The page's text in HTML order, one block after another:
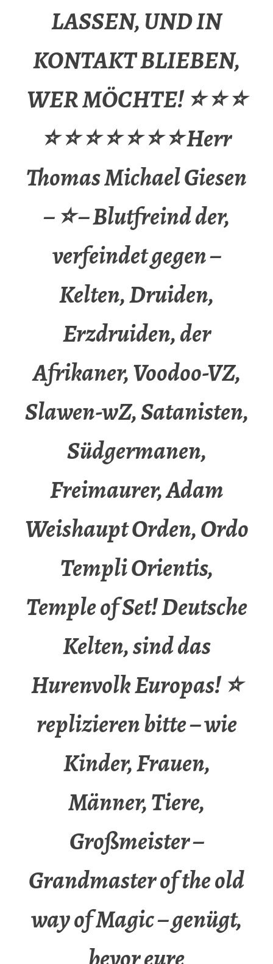
LASSEN, UND IN
KONTAKT BLIEBEN,
WER MÖCHTE! ⭐ ⭐ ⭐
⭐ ⭐ ⭐ ⭐ ⭐ ⭐ ⭐ Herr
Thomas Michael Giesen
– ⭐ – Blutfreind der,
verfeindet gegen –
Kelten, Druiden,
Erzdruiden, der
Afrikaner, Voodoo-VZ,
Slawen-wZ, Satanisten,
Südgermanen,
Freimaurer, Adam
Weishaupt Orden, Ordo
Templi Orientis,
Temple of Set! Deutsche
Kelten, sind das
Hurenvolk Europas! ⭐
replizieren bitte – wie
Kinder, Frauen,
Männer, Tiere,
Großmeister –
Grandmaster of the old
way of Magic – genügt,